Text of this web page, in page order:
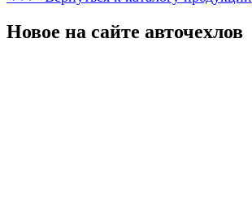
Новое на сайте авточехлов